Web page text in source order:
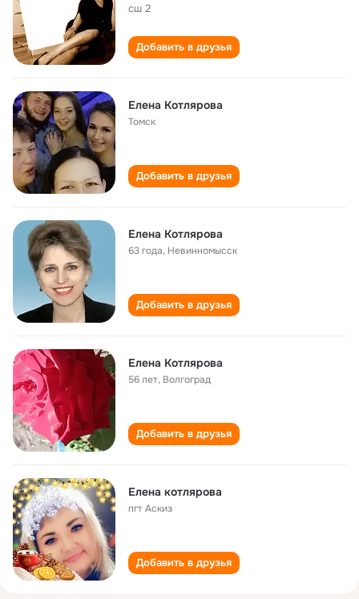
сш 2
Добавить в друзья
Елена Котлярова
Томск
Добавить в друзья
Елена Котлярова
63 года, Невинномысск
Добавить в друзья
Елена Котлярова
56 лет, Волгоград
Добавить в друзья
Елена котлярова
пгт Аскиз
Добавить в друзья